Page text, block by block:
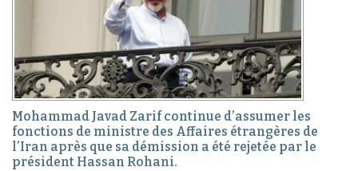
Mohammad Javad Zarif continue d’assumer les
fonctions de ministre des Affaires étrangères de
l’Iran après que sa démission a été rejetée par le
président Hassan Rohani.